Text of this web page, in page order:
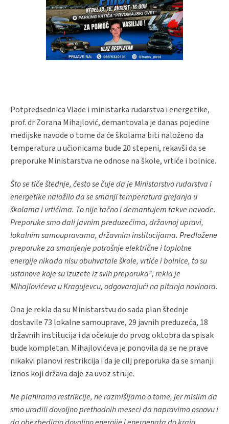
Potpredsednica Vlade i ministarka rudarstva i energetike,
prof. dr Zorana Mihajlović, demantovala je danas pojedine
medijske navode o tome da će školama biti naloženo da
temperatura u učionicama bude 20 stepeni, rekavši da se
preporuke Ministarstva ne odnose na škole, vrtiće i bolnice.
Što se tiče štednje, često se čuje da je Ministarstvo rudarstva i
energetike naložilo da se smanji temperatura grejanja u
školama i vrtićima. To nije tačno i demantujem takve navode.
Preporuke smo dali javnim preduzećima, državnoj upravi,
lokalnim samoupravama, državnim institucijama. Predložene
preporuke za smanjenje potrošnje električne i toplotne
energije nikada nisu obuhvatale škole, vrtiće i bolnice, to su
ustanove koje su izuzete iz svih preporuka“, rekla je
Mihajlovićeva u Kragujevcu,odgovarajući na pitanja novinara.
Ona je rekla dasu Ministarstvu do sada plan štednje
dostavile 73 lokalne samouprave, 29 javnih preduzeća, 18
državnih institucija i da očekuje do prvog oktobra da spisak
bude kompletan. Mihajlovićeva je ponovila da se ne prave
nikakvi planovi restrikcija i da je cilj preporuka da se smanji
iznos koji država daje za uvoz struje.
Ne planiramo restrikcije, ne razmišljamo o tome, jer mislim da
smo uradili dovoljno prethodnih meseci da napravimo osnovu i